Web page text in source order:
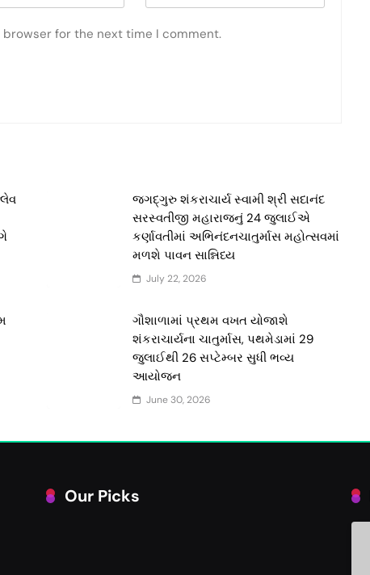
browser for the next time I comment.
જગદ્ગુરુ શંકરાચાર્ય સ્વામી શ્રી સદાનંદ
સરસ્વતીજી મહારાજનું 24 જુલાઈએ
કર્ણાવતીમાં અભિનંદનચાતુર્માસ મહોત્સવમાં
મળશે પાવન સાન્નિધ્ય
July 22, 2026
ગૌશાળામાં પ્રથમ વખત યોજાશે
શંકરાચાર્યના ચાતુર્માસ, પથમેડામાં 29
જુલાઈથી 26 સપ્ટેમ્બર સુધી ભવ્ય
આયોજન
June 30, 2026
Our Picks